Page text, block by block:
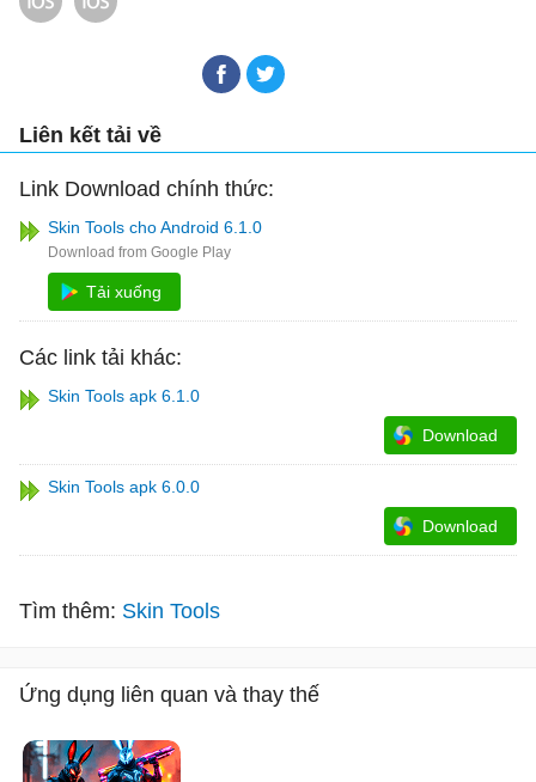
Liên kết tải về
Link Download chính thức:
Skin Tools cho Android 6.1.0
Tải xuống
Các link tải khác:
Skin Tools apk 6.1.0
Download
Skin Tools apk 6.0.0
Download
Tìm thêm: Skin Tools
Ứng dụng liên quan và thay thế